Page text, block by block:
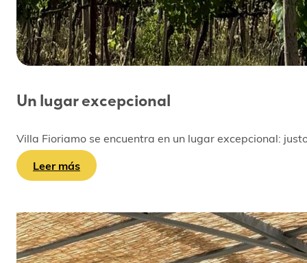
Un lugar excepcional
Villa Fioriamo se encuentra en un lugar excepcional:
Leer más